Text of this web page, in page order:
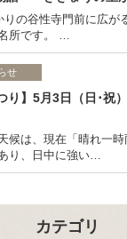
性寺門前に広がる
所です。 …
せ
り】5月3日（日･祝
候は、現在「晴れ一
り、日中に強い…
カテゴリ